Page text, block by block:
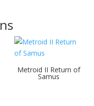
Metroid II Return of
Samus